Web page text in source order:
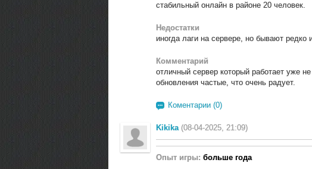
стабильный онлайн в районе 20 человек.
Недостатки
иногда лаги на сервере, но бывают
Комментарий
отличный сервер который работает уже
обновления частые, что очень радует.
Коментарии (0)
Kikika (08-04-2025, 21:09)
Опыт игры: больше года